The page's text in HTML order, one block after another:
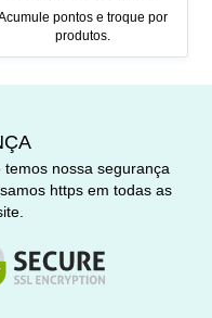
pontos e troque por
produtos.
nossa segurança
https em todas as